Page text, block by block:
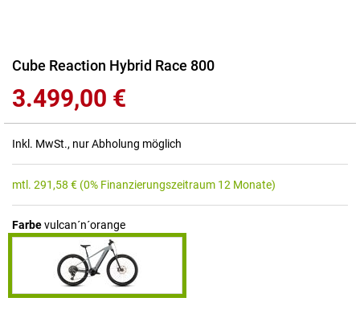
Zum
der
Bildgalerie
springen
Cube Reaction Hybrid Race 800
3.499,00 €
Inkl. MwSt., nur Abholung möglich
mtl. 291,58 € (0% Finanzierungszeitraum 12 Monate)
Farbevulcan´n´orange